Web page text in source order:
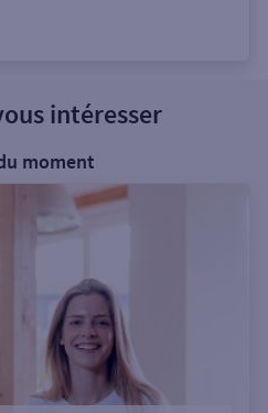
intéresser
moment